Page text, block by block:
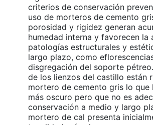
criterios de conservación
uso de morteros de cemento
porosidad y rigidez generan
humedad interna y favorecen la
patologías estructurales y
largo plazo, como
disgregación del soporte
de los lienzos del castillo están
mortero de cemento gris lo que
más oscuro pero que no es
conservación a medio y largo
mortero de cal presenta